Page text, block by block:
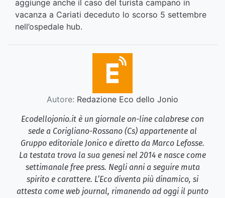
aggiunge anche il caso del turista campano in
vacanza a Cariati deceduto lo scorso 5 settembre
nell’ospedale hub.
Autore: Redazione Eco dello Jonio
Ecodellojonio.it è un giornale on-line calabrese con
sede a Corigliano-Rossano (Cs) appartenente al
Gruppo editoriale Jonico e diretto da Marco Lefosse.
La testata trova la sua genesi nel 2014 e nasce come
settimanale free press. Negli anni a seguire muta
spirito e carattere. L’Eco diventa più dinamico, si
attesta come web journal, rimanendo ad oggi il punto